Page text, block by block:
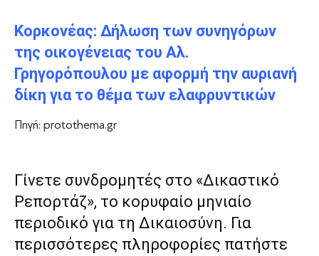
Κορκονέας: Δήλωση των συνηγόρων
της οικογένειας του Αλ.
Γρηγορόπουλου με αφορμή την αυριανή
δίκη για το θέμα των ελαφρυντικών
Πηγή: protothema.gr
Γίνετε συνδρομητές στο «Δικαστικό
Ρεπορτάζ», το κορυφαίο μηνιαίο
περιοδικό για τη Δικαιοσύνη. Για
περισσότερες πληροφορίες πατήστε